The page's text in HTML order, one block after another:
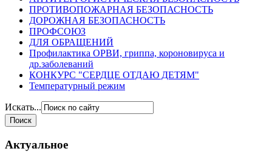
ПРОТИВОПОЖАРНАЯ БЕЗОПАСНОСТЬ
ДОРОЖНАЯ БЕЗОПАСНОСТЬ
ПРОФСОЮЗ
ДЛЯ ОБРАЩЕНИЙ
Профилактика ОРВИ, гриппа, короновируса и
др.заболеваний
КОНКУРС "СЕРДЦЕ ОТДАЮ ДЕТЯМ"
Температурный режим
Искать...
Актуальное